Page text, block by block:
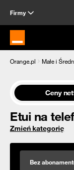
Firmy
Strona główna
Orange.pl Małe i
Ceny
Etui na
Zmień kategorię
Bez